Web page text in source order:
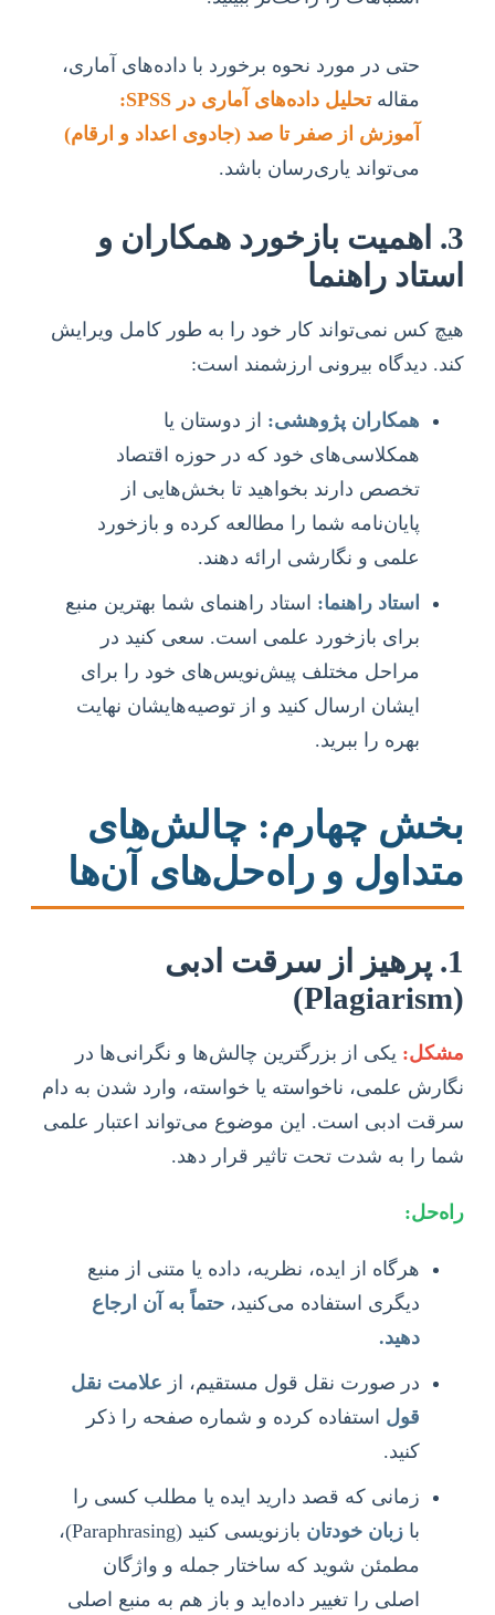
حتی در مورد نحوه برخورد با داده‌های آماری،
مقاله
تحلیل داده‌های آماری در SPSS:
آموزش از صفر تا صد (جادوی اعداد و ارقام)
می‌تواند یاری‌رسان باشد.
3. اهمیت بازخورد همکاران و
استاد راهنما
هیچ کس نمی‌تواند کار خود را به طور کامل ویرایش
کند. دیدگاه بیرونی ارزشمند است:
همکاران پژوهشی: از دوستان یا
همکلاسی‌های خود که در حوزه اقتصاد
تخصص دارند بخواهید تا بخش‌هایی از
پایان‌نامه شما را مطالعه کرده و بازخورد
علمی و نگارشی ارائه دهند.
استاد راهنما: استاد راهنمای شما بهترین منبع
برای بازخورد علمی است. سعی کنید در
مراحل مختلف پیش‌نویس‌های خود را برای
ایشان ارسال کنید و از توصیه‌هایشان نهایت
بهره را ببرید.
بخش چهارم: چالش‌های
متداول و راه‌حل‌های آن‌ها
1. پرهیز از سرقت ادبی
(Plagiarism)
مشکل: یکی از بزرگترین چالش‌ها و نگرانی‌ها در
نگارش علمی، ناخواسته یا خواسته، وارد شدن به دام
سرقت ادبی است. این موضوع می‌تواند اعتبار علمی
شما را به شدت تحت تاثیر قرار دهد.
راه‌حل:
هرگاه از ایده، نظریه، داده یا متنی از منبع
دیگری استفاده می‌کنید، حتماً به آن ارجاع
دهید.
در صورت نقل قول مستقیم، از علامت نقل
قول استفاده کرده و شماره صفحه را ذکر
کنید.
زمانی که قصد دارید ایده یا مطلب کسی را
با زبان خودتان
بازنویسی کنید (Paraphrasing)،
مطمئن شوید که ساختار جمله و واژگان
اصلی را تغییر داده‌اید و باز هم به منبع اصلی